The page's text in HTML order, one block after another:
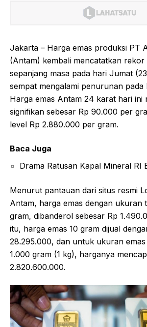
Jakarta – Harga emas produksi PT
(Antam) kembali mencatatkan rekor
sepanjang masa pada hari Jumat
sempat mengalami penurunan pada
Harga emas Antam 24 karat hari ini
signifikan sebesar Rp 90.000 per
level Rp 2.880.000 per gram.
Baca Juga
Drama Ratusan Kapal Mineral RI
Menurut pantauan dari situs resmi
Antam, harga emas dengan ukuran
gram, dibanderol sebesar Rp
itu, harga emas 10 gram dijual
28.295.000, dan untuk ukuran
1.000 gram (1 kg), harganya
2.820.600.000.